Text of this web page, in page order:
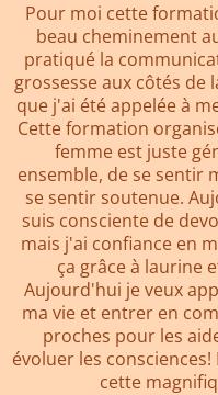
Pour moi cette
beau cheminement
pratiqué la
grossesse aux côtés
que j'ai été appelée à
Cette formation
femme est juste
ensemble, de se sentir
se sentir soutenue.
suis consciente de
mais j'ai confiance en
ça grâce à laurine
Aujourd'hui je veux
ma vie et entrer en
proches pour les
évoluer les
cette